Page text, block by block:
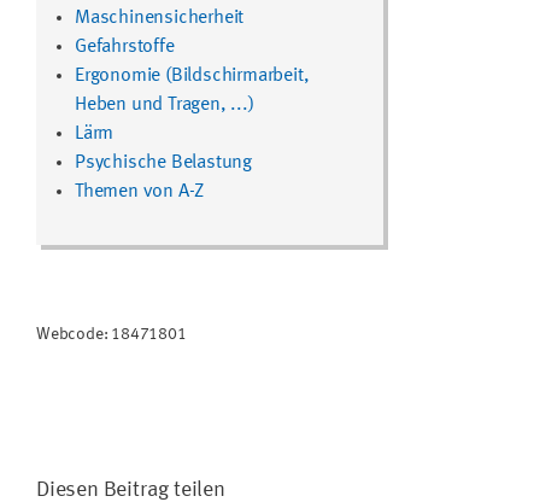
Maschinensicherheit
Gefahrstoffe
Ergonomie (Bildschirmarbeit,
Heben und Tragen, ...)
Lärm
Psychische Belastung
Themen von A-Z
Webcode: 18471801
Diesen Beitrag teilen